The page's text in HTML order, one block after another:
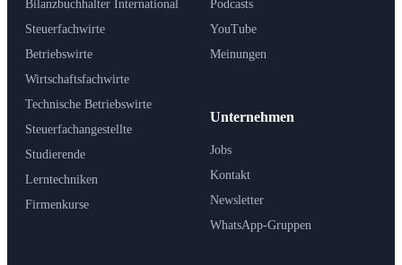
Bilanzbuchhalter International
Steuerfachwirte
Betriebswirte
Wirtschaftsfachwirte
Technische Betriebswirte
Steuerfachangestellte
Studierende
Lerntechniken
Firmenkurse
Podcasts
YouTube
Meinungen
Unternehmen
Jobs
Kontakt
Newsletter
WhatsApp-Gruppen